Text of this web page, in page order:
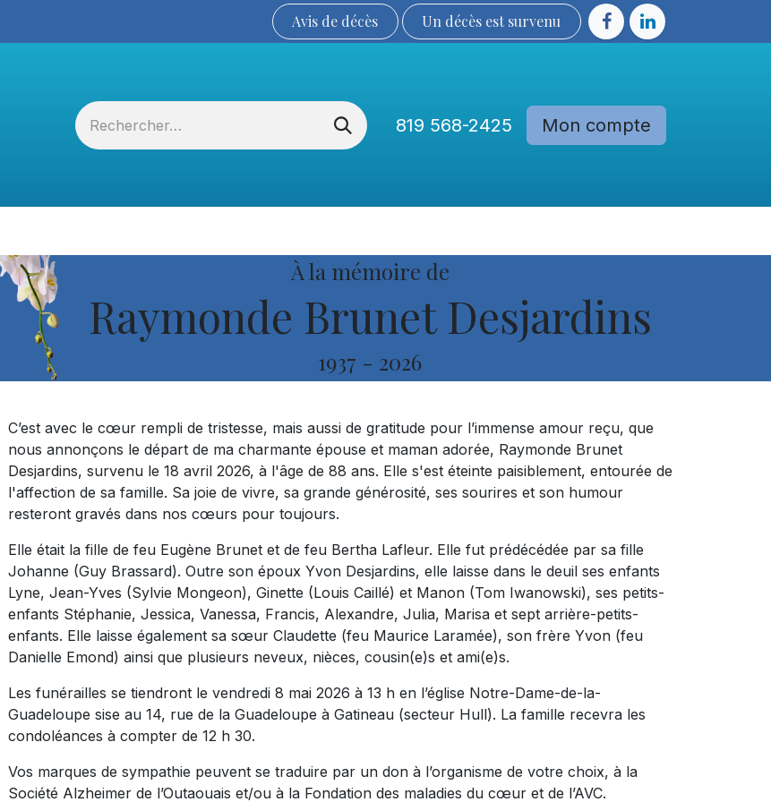
Avis de décès Un décès est sur​​​​​​​​ve​nu​​​​​​​​​​
819 568-2425 Mon compte
À la mémoire de
Raymonde Brunet Desjardins
1937 - 2026
C’est avec le cœur rempli de tristesse, mais aussi de gratitude pour l’immense amour reçu, que
nous annonçons le départ de ma charmante épouse et maman adorée, Raymonde Brunet
Desjardins, survenu le 18 avril 2026, à l'âge de 88 ans. Elle s'est éteinte paisiblement, entourée de
l'affection de sa famille. Sa joie de vivre, sa grande générosité, ses sourires et son humour
resteront gravés dans nos cœurs pour toujours.
Elle était la fille de feu Eugène Brunet et de feu Bertha Lafleur. Elle fut prédécédée par sa fille
Johanne (Guy Brassard). Outre son époux Yvon Desjardins, elle laisse dans le deuil ses enfants
Lyne, Jean-Yves (Sylvie Mongeon), Ginette (Louis Caillé) et Manon (Tom Iwanowski), ses petits-
enfants Stéphanie, Jessica, Vanessa, Francis, Alexandre, Julia, Marisa et sept arrière-petits-
enfants. Elle laisse également sa sœur Claudette (feu Maurice Laramée), son frère Yvon (feu
Danielle Emond) ainsi que plusieurs neveux, nièces, cousin(e)s et ami(e)s.
Les funérailles se tiendront le vendredi 8 mai 2026 à 13 h en l’église Notre-Dame-de-la-
Guadeloupe sise au 14, rue de la Guadeloupe à Gatineau (secteur Hull). La famille recevra les
condoléances à compter de 12 h 30.
Vos marques de sympathie peuvent se traduire par un don à l’organisme de votre choix, à la
Société Alzheimer de l’Outaouais et/ou à la Fondation des maladies du cœur et de l’AVC.